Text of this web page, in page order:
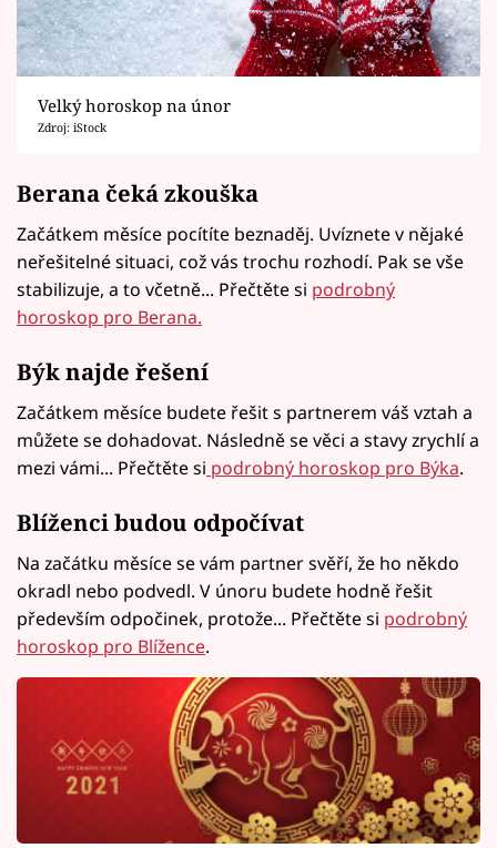
Velký horoskop na únor
Zdroj: iStock
Berana čeká zkouška
Začátkem měsíce pocítíte beznaděj. Uvíznete v nějaké
neřešitelné situaci, což vás trochu rozhodí. Pak se vše
stabilizuje, a to včetně... Přečtěte si podrobný
horoskop pro Berana.
Býk najde řešení
Začátkem měsíce budete řešit s partnerem váš vztah a
můžete se dohadovat. Následně se věci a stavy zrychlí a
mezi vámi... Přečtěte si podrobný horoskop pro Býka.
Blíženci budou odpočívat
Na začátku měsíce se vám partner svěří, že ho někdo
okradl nebo podvedl. V únoru budete hodně řešit
především odpočinek, protože... Přečtěte si podrobný
horoskop pro Blížence.